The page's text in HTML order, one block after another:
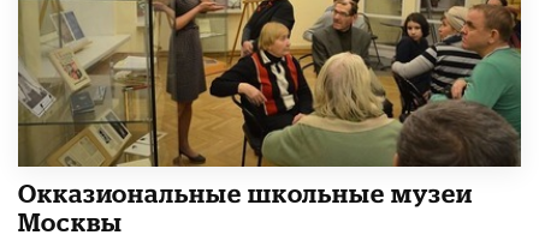
​Окказиональные школьные музеи
Москвы